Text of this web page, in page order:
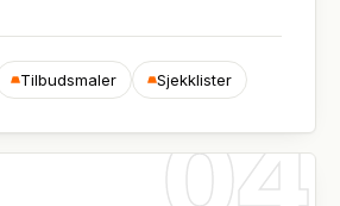
Tilbudsmaler Sjekklister